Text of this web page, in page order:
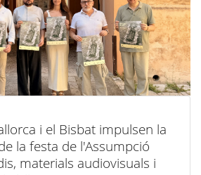
i el Bisbat impulsen la
la festa de l'Assumpció
materials audiovisuals i